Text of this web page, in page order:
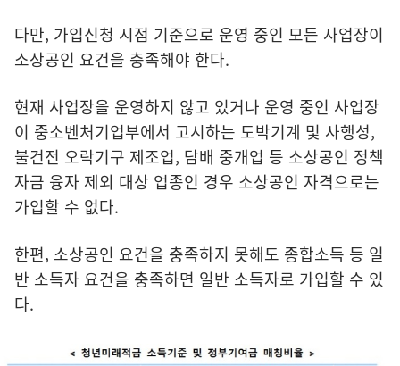
다만, 가입신청 시점 기준으로 운영 중인 모든 사업장이
소상공인 요건을 충족해야 한다.
현재 사업장을 운영하지 않고 있거나 운영 중인 사업장
이 중소벤처기업부에서 고시하는 도박기계 및 사행성,
불건전 오락기구 제조업, 담배 중개업 등 소상공인 정책
자금 융자 제외 대상 업종인 경우 소상공인 자격으로는
가입할 수 없다.
한편, 소상공인 요건을 충족하지 못해도 종합소득 등 일
반 소득자 요건을 충족하면 일반 소득자로 가입할 수 있
다.